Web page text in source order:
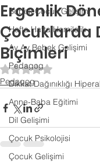
Bebek Çocuk Gelişimi
Hafta Hafta Hamilelik
Ay Ay Bebek Gelişimi
Pedagog
Dikkat Dağınıklığı
Anne-Baba Eğitimi
Dil Gelişimi
Çocuk Psikolojisi
Çocuk Gelişimi
Ergenlik
Çocuklarda
Biçimleri
5 üzerinden NaN
Pedagog